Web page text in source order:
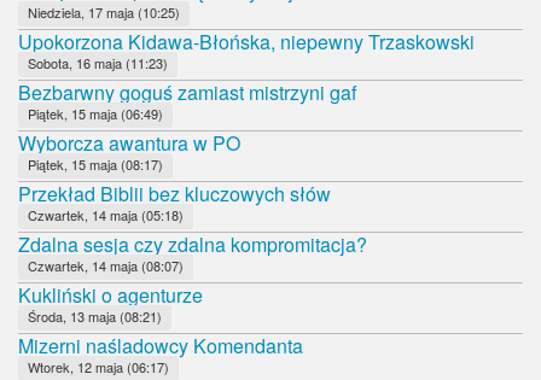
Niedziela, 17 maja (10:25)
Upokorzona Kidawa-Błońska, niepewny Trzaskowski
Sobota, 16 maja (11:23)
Bezbarwny goguś zamiast mistrzyni gaf
Piątek, 15 maja (06:49)
Wyborcza awantura w PO
Piątek, 15 maja (08:17)
Przekład Biblii bez kluczowych słów
Czwartek, 14 maja (05:18)
Zdalna sesja czy zdalna kompromitacja?
Czwartek, 14 maja (08:07)
Kukliński o agenturze
Środa, 13 maja (08:21)
Mizerni naśladowcy Komendanta
Wtorek, 12 maja (06:17)